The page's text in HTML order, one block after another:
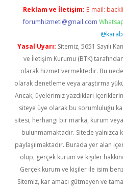
Reklam ve İletişim: E-mail:
forumhizmeti@gmail.com
Yasal Uyarı: Sitemiz, 5651 Sayılı
ve İletişim Kurumu (BTK)
olarak hizmet vermektedir. Bu
olarak denetleme veya araştırma
Ancak, üyelerimiz yazdıkları
siteye üye olarak bu sorumluluğu
sitesi, herhangi bir marka, kurum
bulunmamaktadır. Sitede yalnızca
paylaşılmaktadır. Burada yer alan
olup, gerçek kurum ve kişiler
Gerçek kurum ve kişiler ile isim
Sitemiz, kar amacı gütmeyen ve